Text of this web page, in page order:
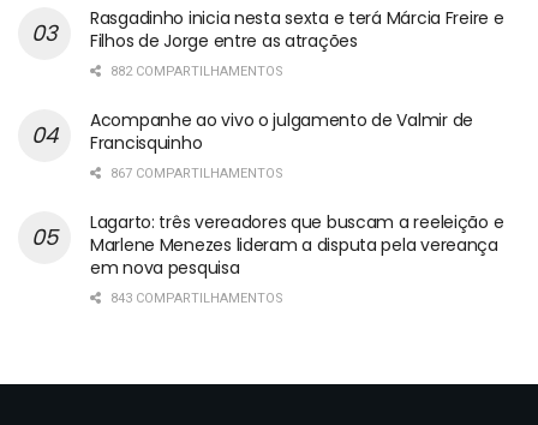
Rasgadinho inicia nesta sexta e terá Márcia Freire e
Filhos de Jorge entre as atrações
882 COMPARTILHAMENTOS
Acompanhe ao vivo o julgamento de Valmir de
Francisquinho
867 COMPARTILHAMENTOS
Lagarto: três vereadores que buscam a reeleição e
Marlene Menezes lideram a disputa pela vereança
em nova pesquisa
843 COMPARTILHAMENTOS